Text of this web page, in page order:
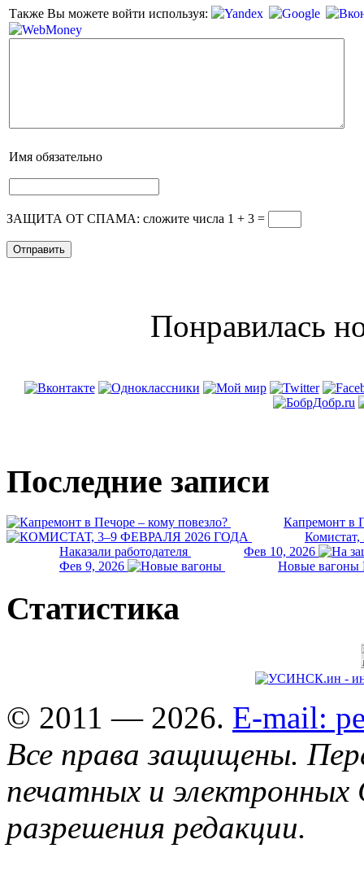
Также Вы можете войти используя:
Имя обязательно
ЗАЩИТА ОТ СПАМА: сложите числа 1 + 3 =
Понравилась
Последние записи
Капремонт в
Комистат,
Наказали работодателя
Фев 10, 2026
Фев 9, 2026
Новые вагоны
Статистика
© 2011 — 2026. E-mail:
Все права защищены.
печатных и
разрешения редакции.